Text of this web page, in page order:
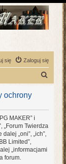
Zaloguj się
się
k
ochrony
MAKER” i
„Forum Twierdza
„oni”, „ich”,
Limited”,
„informacjami
forum.